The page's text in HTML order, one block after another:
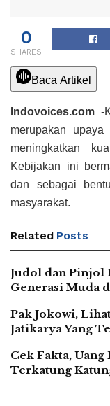
0
SHARES
Baca Artikel
Indovoices.com -
merupakan
meningkatkan
Kebijakan ini
dan sebagai
masyarakat.
Related Posts
Judol dan Pinjol
Generasi Muda
Pak Jokowi,
Jatikarya Yang
Cek Fakta, Uang
Terkatung